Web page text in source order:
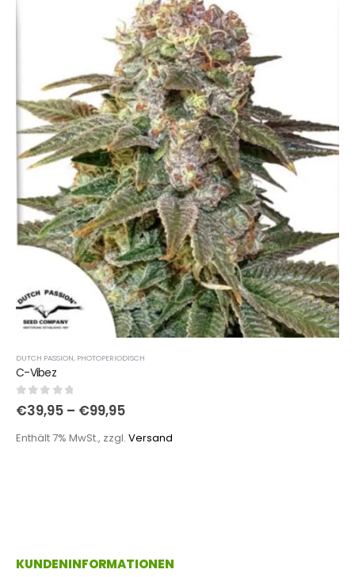
DUTCH PASSION, PHOTOPERIODISCH
C-Vibez
0out of 5
€39,95 – €99,95
Enthält 7% MwSt., zzgl. Versand
KUNDENINFORMATIONEN